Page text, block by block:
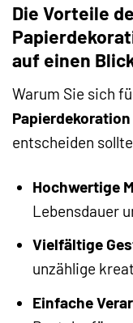
Die Vorteile
auf einen
Warum Sie sich
entscheiden
Hochwertige
Lebensdauer
Vielfältige
unzählige
Einfache